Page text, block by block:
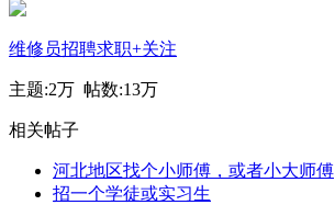
维修员招聘求职+关注
主题:2万 帖数:13万
相关帖子
河北地区找个小师傅，或者小大师傅
招一个学徒或实习生